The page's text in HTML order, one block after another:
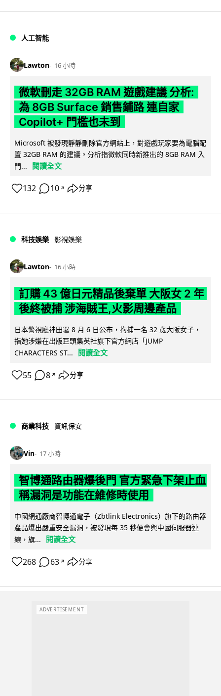
人工智能
Lawton 16 小時
微軟刪走 32GB RAM 遊戲建議 分析:
為 8GB Surface 銷售鋪路 連自家
Copilot+ 門檻也未到
Microsoft 被發現靜靜刪除官方網站上，對遊戲玩家要為電腦配
置 32GB RAM 的建議。分析指微軟同時新推出的 8GB RAM 入
門...
閱讀全文
132 10 ↗ 分享
科技娛樂 影視娛樂
Lawton 16 小時
訂購 43 億日元精品後棄單 大阪女 2 年
後終被捕 涉海賊王,火影周邊產品
日本警視廳神田署 8 月 6 日公布，拘捕一名 32 歲大阪女子，
指她涉嫌在出版巨頭集英社旗下官方網店「JUMP
CHARACTERS ST...
閱讀全文
55 8 ↗ 分享
商業科技 資訊保安
Vin 17 小時
智博通路由器爆後門 官方緊急下架止血
稱漏洞是功能在維修時使用
中國網通廠商智博通電子（Zbtlink Electronics）旗下的路由器
產品爆出嚴重安全漏洞，被發現每 35 秒便會與中國伺服器連
線，旗...
閱讀全文
268 63 ↗ 分享
ADVERTISEMENT